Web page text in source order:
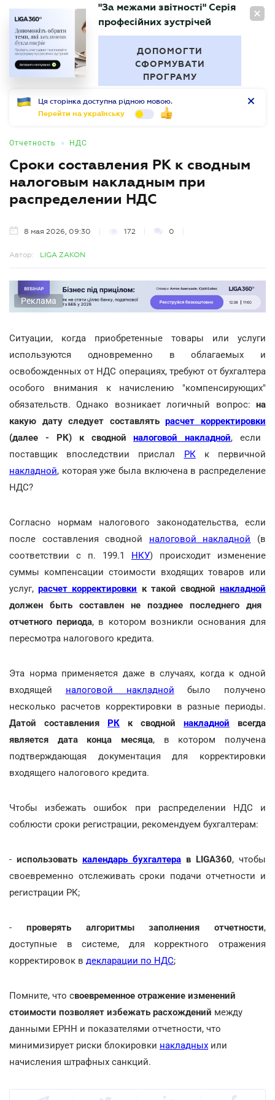
RU
БУХГАЛТЕР
"За межами звітності" Серія
професійних зустрічей
ДОПОМОГТИ
СФОРМУВАТИ
ПРОГРАМУ
Ця сторінка доступна рідною мовою.
Перейти на українську
Отчетность • НДС
Сроки составления РК к сводным
налоговым накладным при
распределении НДС
8 мая 2026, 09:30 172 0
Автор: LIGA ZAKON
Реклама
Ситуации, когда приобретенные товары или услуги
используются одновременно в облагаемых и
освобожденных от НДС операциях, требуют от бухгалтера
особого внимания к начислению "компенсирующих"
обязательств. Однако возникает логичный вопрос: на
какую дату следует составлятьрасчет корректировки
(далее - РК) к своднойналоговой накладной, если
поставщик впоследствии прислал РКк первичной
накладной, которая уже была включена в распределение
НДС?
Согласно нормам налогового законодательства, если
после составления сводной налоговой накладной (в
соответствии с п. 199.1 НКУ) происходит изменение
суммы компенсации стоимости входящих товаров или
услуг,расчет корректировки к такой своднойнакладной
должен быть составлен не позднее последнего дня
отчетного периода, в котором возникли основания для
пересмотра налогового кредита.
Эта норма применяется даже в случаях, когда к одной
входящей налоговой накладной было получено
несколько расчетов корректировки в разные периоды.
Датой составления РК к сводной накладной всегда
является дата конца месяца, в котором получена
подтверждающая документация для корректировки
входящего налогового кредита.
Чтобы избежать ошибок при распределении НДС и
соблюсти сроки регистрации, рекомендуем бухгалтерам:
- использовать календарь бухгалтера в LIGA360, чтобы
своевременно отслеживать сроки подачи отчетности и
регистрации РК;
- проверять алгоритмы заполнения отчетности,
доступные в системе, для корректного отражения
корректировок в декларации по НДС;
Помните, что своевременное отражение изменений
стоимости позволяет избежать расхождений между
данными ЕРНН и показателями отчетности, что
минимизирует риски блокировки накладных или
начисления штрафных санкций.